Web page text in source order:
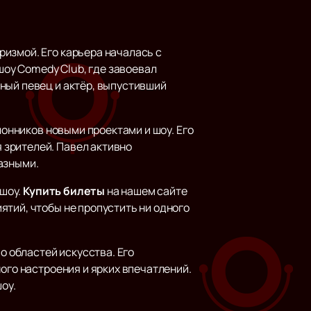
Его карьера началась с
Comedy Club, где завоевал
певец и актёр, выпустивший
новыми проектами и шоу. Его
Павел активно
Купить билеты на нашем сайте
чтобы не пропустить ни одного
областей искусства. Его
настроения и ярких впечатлений.